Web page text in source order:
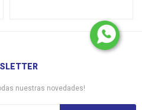
nuestras novedades!